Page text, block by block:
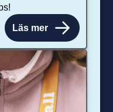
Läs mer